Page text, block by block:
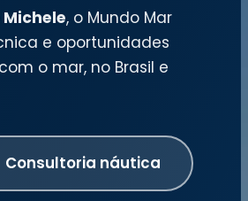
, o Mundo Mar
e oportunidades
o mar, no Brasil e
Consultoria náutica